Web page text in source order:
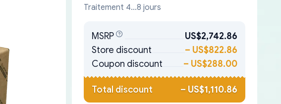
Traitement 4...8 jours
MSRP
US$2,742.86
Store discount
– US$822.86
Coupon discount
– US$288.00
Total discount – US$1,110.86